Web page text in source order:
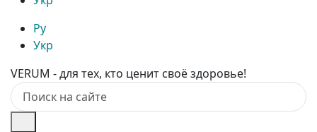
Ру
Укр
VERUM - для тех, кто ценит своё здоровье!